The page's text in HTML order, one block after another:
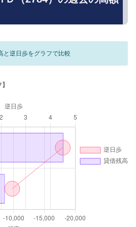
と逆日歩をグラフで比較